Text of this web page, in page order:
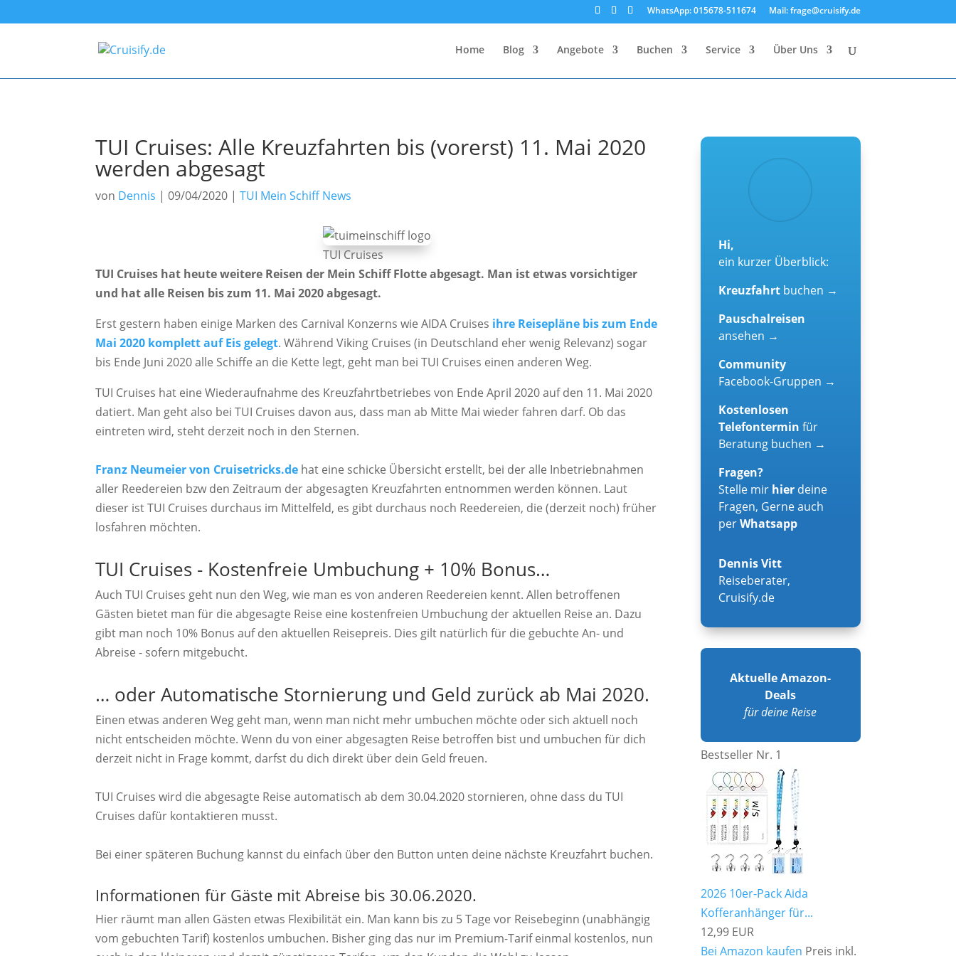
WhatsApp: 015678-511674 Mail: frage@cruisify.de
Home Blog Angebote Buchen Service Über Uns
TUI Cruises: Alle Kreuzfahrten bis (vorerst) 11. Mai 2020
werden abgesagt
von Dennis |09/04/2020 |TUI Mein Schiff News
TUI Cruises
TUI Cruises hat heute weitere Reisen der Mein Schiff Flotte abgesagt. Man ist etwas vorsichtiger
und hat alle Reisen bis zum 11. Mai 2020 abgesagt.
Erst gestern haben einige Marken des Carnival Konzerns wie AIDA Cruises ihre Reisepläne bis zum Ende
Mai 2020 komplett auf Eis gelegt. Während Viking Cruises (in Deutschland eher wenig Relevanz) sogar
bis Ende Juni 2020 alle Schiffe an die Kette legt, geht man bei TUI Cruises einen anderen Weg.
TUI Cruises hat eine Wiederaufnahme des Kreuzfahrtbetriebes von Ende April 2020 auf den 11. Mai 2020
datiert. Man geht also bei TUI Cruises davon aus, dass man ab Mitte Mai wieder fahren darf. Ob das
eintreten wird, steht derzeit noch in den Sternen.
Franz Neumeier von Cruisetricks.de hat eine schicke Übersicht erstellt, bei der alle Inbetriebnahmen
aller Reedereien bzw den Zeitraum der abgesagten Kreuzfahrten entnommen werden können. Laut
dieser ist TUI Cruises durchaus im Mittelfeld, es gibt durchaus noch Reedereien, die (derzeit noch) früher
losfahren möchten.
TUI Cruises - Kostenfreie Umbuchung + 10% Bonus…
Auch TUI Cruises geht nun den Weg, wie man es von anderen Reedereien kennt. Allen betroffenen
Gästen bietet man für die abgesagte Reise eine kostenfreien Umbuchung der aktuellen Reise an. Dazu
gibt man noch 10% Bonus auf den aktuellen Reisepreis. Dies gilt natürlich für die gebuchte An- und
Abreise - sofern mitgebucht.
… oder Automatische Stornierung und Geld zurück ab Mai 2020.
Einen etwas anderen Weg geht man, wenn man nicht mehr umbuchen möchte oder sich aktuell noch
nicht entscheiden möchte. Wenn du von einer abgesagten Reise betroffen bist und umbuchen für dich
derzeit nicht in Frage kommt, darfst du dich direkt über dein Geld freuen.
TUI Cruises wird die abgesagte Reise automatisch ab dem 30.04.2020 stornieren, ohne dass du TUI
Cruises dafür kontaktieren musst.
Bei einer späteren Buchung kannst du einfach über den Button unten deine nächste Kreuzfahrt buchen.
Informationen für Gäste mit Abreise bis 30.06.2020.
Hier räumt man allen Gästen etwas Flexibilität ein. Man kann bis zu 5 Tage vor Reisebeginn (unabhängig
vom gebuchten Tarif) kostenlos umbuchen. Bisher ging das nur im Premium-Tarif einmal kostenlos, nun
Hi,
ein kurzer Überblick:
Kreuzfahrt buchen →
Pauschalreisen
ansehen →
Community
Facebook-Gruppen →
Kostenlosen
Telefonterminfür
Beratung buchen →
Fragen?
Stelle mir hier deine
Fragen, Gerne auch
perWhatsapp
Dennis Vitt
Reiseberater,
Cruisify.de
Aktuelle Amazon-
Deals
für deine Reise
Bestseller Nr. 1
2026 10er-Pack Aida
Kofferanhänger für...
12,99 EUR
Bei Amazon kaufen Preis inkl.